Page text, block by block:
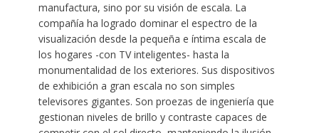
manufactura, sino por su visión de escala. La
compañía ha logrado dominar el espectro de la
visualización desde la pequeña e íntima escala de
los hogares -con TV inteligentes- hasta la
monumentalidad de los exteriores. Sus dispositivos
de exhibición a gran escala no son simples
televisores gigantes. Son proezas de ingeniería que
gestionan niveles de brillo y contraste capaces de